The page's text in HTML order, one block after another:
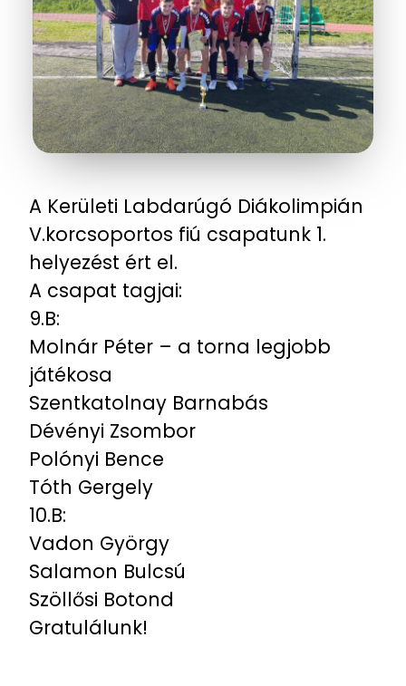
A Kerületi Labdarúgó Diákolimpián
V.korcsoportos fiú csapatunk 1.
helyezést ért el.
A csapat tagjai:
9.B:
Molnár Péter – a torna legjobb
játékosa
Szentkatolnay Barnabás
Dévényi Zsombor
Polónyi Bence
Tóth Gergely
10.B:
Vadon György
Salamon Bulcsú
Szöllősi Botond
Gratulálunk!